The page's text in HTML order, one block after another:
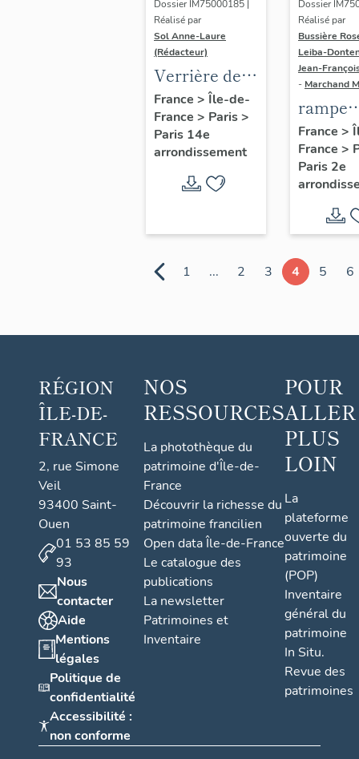
Dossier IM75000185 |
Réalisé par
Sol Anne-Laure
(Rédacteur)
Verrière de
l'escalier
d'honneur
France > Île-de-
France > Paris>
Paris 14e
arrondissement
Dossier
Réalisé par
Bussière
Leiba-
Jean-
- Marchand
rampe
d'appui,
Dames
Saint-
(non
France >
France >
Paris 2e
1 ... 2 3 4 5 6
RÉGION
ÎLE-DE-
FRANCE
2, rue Simone
Veil
93400 Saint-
Ouen
01 53 85 59
93
Nous
contacter
Aide
Mentions
légales
Politique de
confidentialité
Accessibilité :
non conforme
NOS
RESSOURCES
La photothèque du
patrimoine d'Île-de-
France
Découvrir la richesse du
patrimoine francilien
Open data Île-de-France
Le catalogue des
publications
La newsletter
Patrimoines et
Inventaire
POUR
ALLER
PLUS
LOIN
La
plateforme
ouverte du
patrimoine
(POP)
Inventaire
général du
patrimoine
In Situ.
Revue des
patrimoines